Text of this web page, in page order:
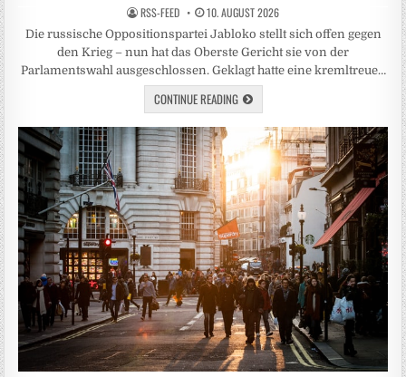
RSS-FEED 10. AUGUST 2026
Die russische Oppositionspartei Jabloko stellt sich offen gegen
den Krieg – nun hat das Oberste Gericht sie von der
Parlamentswahl ausgeschlossen. Geklagt hatte eine kremltreue…
CONTINUE READING